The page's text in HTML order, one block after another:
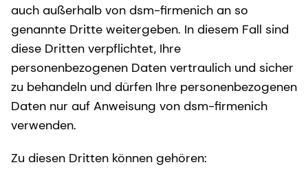
auch außerhalb von dsm-firmenich an so
genannte Dritte weitergeben. In diesem Fall sind
diese Dritten verpflichtet, Ihre
personenbezogenen Daten vertraulich und sicher
zu behandeln und dürfen Ihre personenbezogenen
Daten nur auf Anweisung von dsm-firmenich
verwenden.
Zu diesen Dritten können gehören: